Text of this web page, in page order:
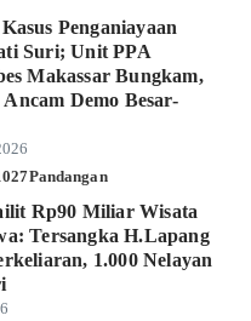
Penganiayaan
Suri; Unit PPA
Makassar Bungkam,
Demo Besar-
Rp90 Miliar Wisata
Tersangka H.Lapang
1.000 Nelayan